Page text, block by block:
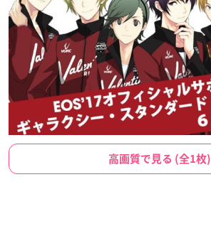
高画質で見る (全1枚)